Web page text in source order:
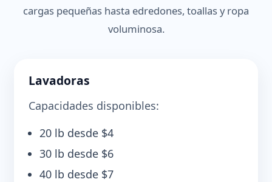
cargas pequeñas hasta edredones, toallas y ropa
voluminosa.
Lavadoras
Capacidades disponibles:
20 lb desde $4
30 lb desde $6
40 lb desde $7